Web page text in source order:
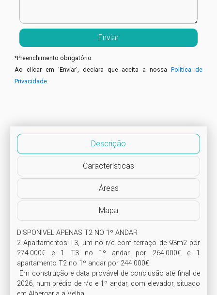
*Preenchimento obrigatório
Ao clicar em 'Enviar', declara que aceita a nossaPolítica de
Privacidade
Descrição
Características
Áreas
Mapa
DISPONIVEL APENAS T2 NO 1º ANDAR
2 Apartamentos T3, um no r/c com terraço de 93m2 por
274.000€ e 1 T3 no 1º andar por 264.000€ e 1
apartamento T2 no 1º andar por 244.000€.
2026, num prédio de r/c e 1º andar, com elevador, situado